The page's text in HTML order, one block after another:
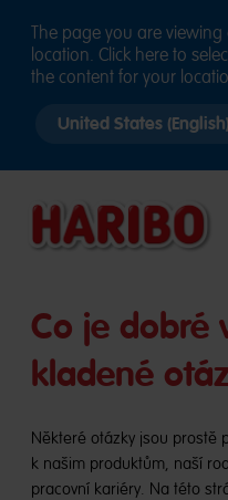
Co je dobré
kladené
Některé otázky jsou prostě
k našim produktům, naší
pracovní kariéry. Na této
The page you are
location. Click here to
the content for your
country